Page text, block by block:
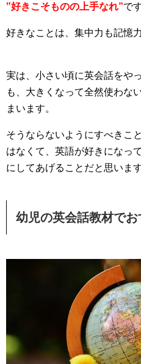
‟好きこそものの上手なれ”で
好きなことは、集中力も記憶
実は、小さい頃に英会話をや
も、大きくなって全然使わな
まいます。
そうならないようにすべきこ
はなくて、英語が好きになっ
にしてあげることだと思います
幼児の英会話教材でお